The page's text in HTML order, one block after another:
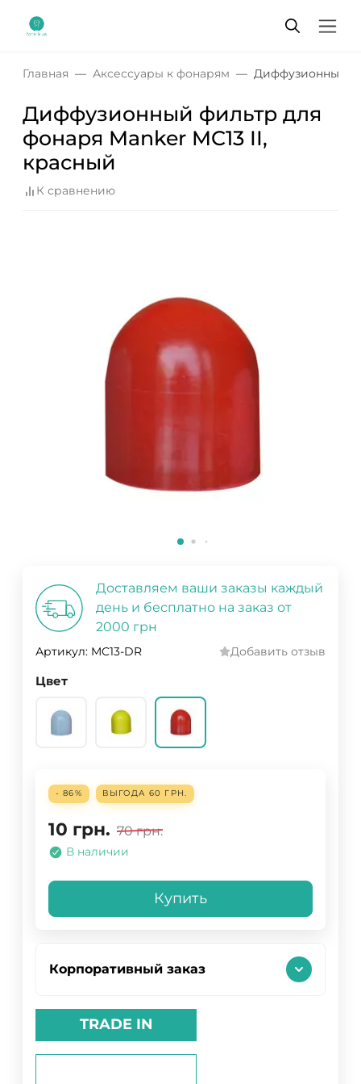
Главная Аксессуары к фонарям Диффузионный
Диффузионный фильтр для
фонаря Manker MC13 II,
красный
К сравнению
Доставляем ваши заказы каждый
день и бесплатно на заказ от
2000 грн
Артикул: MC13-DR Добавить отзыв
Цвет
- 86% ВЫГОДА 60 ГРН.
10 грн. 70 грн.
В наличии
Купить
Корпоративный заказ
TRADE IN